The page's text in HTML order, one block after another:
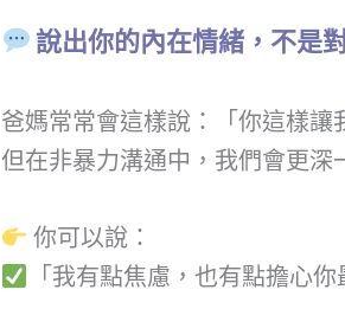
說出你的內在情緒，不是
爸媽常常會這樣說：「你這樣讓
但在非暴力溝通中，我們會更深
你可以說：
「我有點焦慮，也有點擔心你